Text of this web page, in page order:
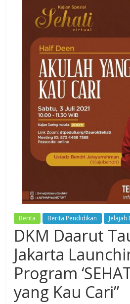
Berita Berita Pendidikan Jelajah
DKM Daarut
Jakarta
Program
yang Kau Cari”